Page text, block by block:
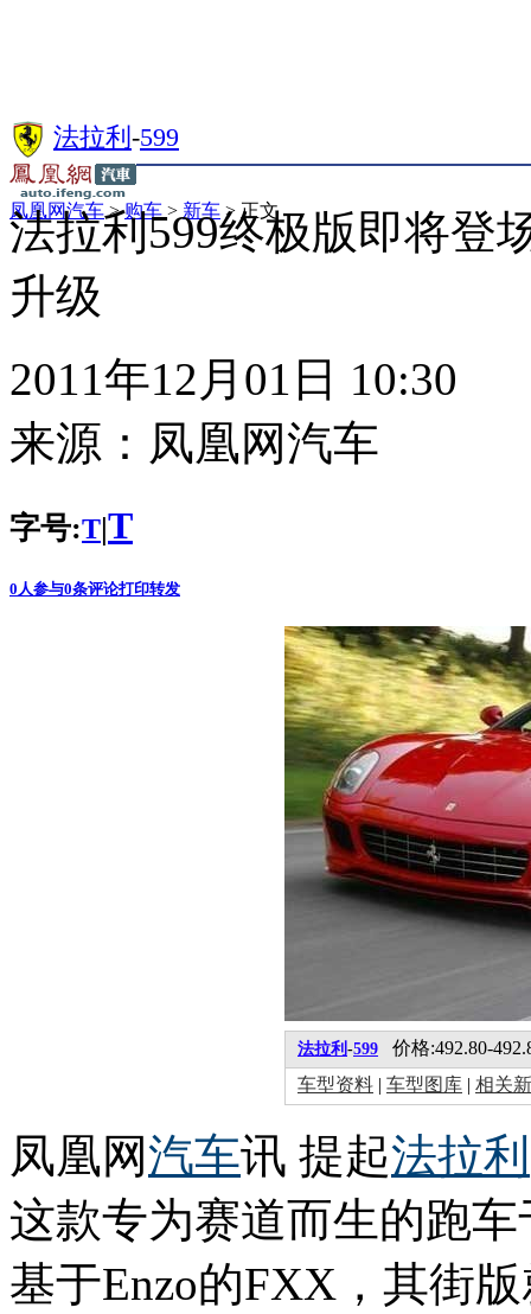
法拉利 -599
凤凰网汽车>购车 > 新车 > 正文
法拉利599终极版即将登
升级
2011年12月01日 10:30
来源： 凤凰网汽车
字号:T|T
0 人参与0条评论打印转发
法拉利 -599 价格:492.80-
车型资料 | 车型图库 | 相关
凤凰网汽车讯 提起法拉利
这款专为赛道而生的跑
基于Enzo的FXX，其街